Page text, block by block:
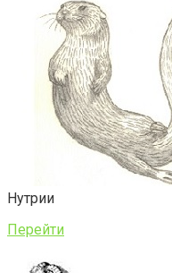
Нутрии
Перейти